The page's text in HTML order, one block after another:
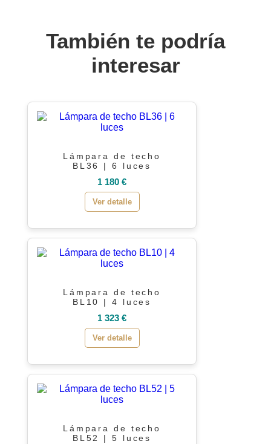
También te podría
interesar
Lámpara de techo
BL36 | 6 luces
1 180 €
Ver detalle
Lámpara de techo
BL10 | 4 luces
1 323 €
Ver detalle
Lámpara de techo
BL52 | 5 luces